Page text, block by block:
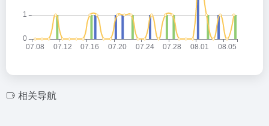
相关导航